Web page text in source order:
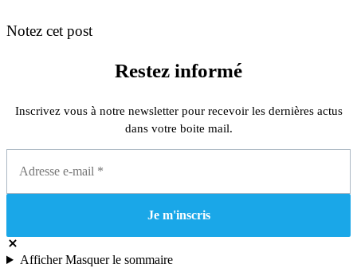
Notez cet post
Restez informé
Inscrivez vous à notre newsletter pour recevoir les dernières actus
dans votre boite mail.
AfficherMasquerle sommaire